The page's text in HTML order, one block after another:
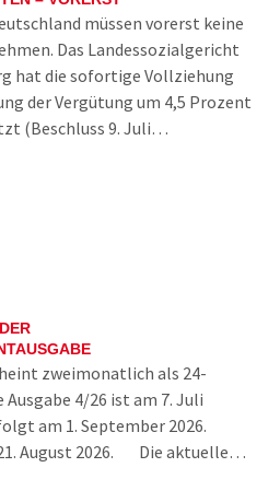
müssen vorerst keine
Das Landessozialgericht
hat die sofortige Vollziehung
der Vergütung um 4,5 Prozent
(Beschluss 9. Juli…
zweimonatlich als 24-
4/26 ist am 7. Juli
am 1. September 2026.
August 2026. Die aktuelle…